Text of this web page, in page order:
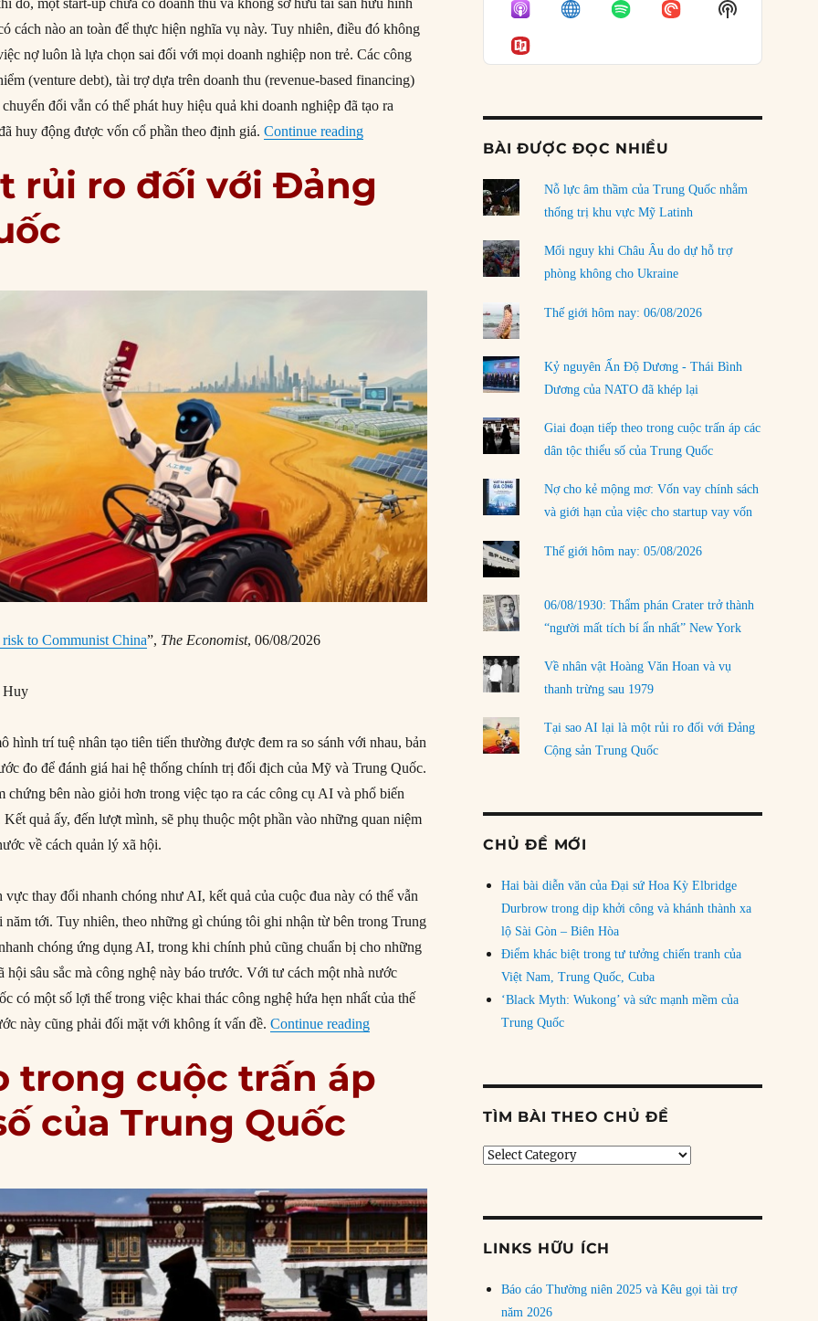
đó, một start-up chưa có doanh thu và không sở hữu tài sản hữu hình
cách nào an toàn để thực hiện nghĩa vụ này. Tuy nhiên, điều đó không
nợ luôn là lựa chọn sai đối với mọi doanh nghiệp non trẻ. Các công
(venture debt), tài trợ dựa trên doanh thu (revenue-based financing)
đổi vẫn có thể phát huy hiệu quả khi doanh nghiệp đã tạo ra
huy động được vốn cổ phần theo định giá.Continue reading“Nợ cho kẻ mộng mơ: Vốn vay chính sách và giới hạn của việc cho startup
rủi ro đối với Đảng
to Communist China”, The Economist, 06/08/2026
Huy
hình trí tuệ nhân tạo tiên tiến thường được đem ra so sánh với nhau, bản
đo để đánh giá hai hệ thống chính trị đối địch của Mỹ và Trung Quốc.
chứng bên nào giỏi hơn trong việc tạo ra các công cụ AI và phổ biến
quả ấy, đến lượt mình, sẽ phụ thuộc một phần vào những quan niệm
về cách quản lý xã hội.
thay đổi nhanh chóng như AI, kết quả của cuộc đua này có thể vẫn
năm tới. Tuy nhiên, theo những gì chúng tôi ghi nhận từ bên trong Trung
chóng ứng dụng AI, trong khi chính phủ cũng chuẩn bị cho những
hội sâu sắc mà công nghệ này báo trước. Với tư cách một nhà nước
có một số lợi thế trong việc khai thác công nghệ hứa hẹn nhất của thế
này cũng phải đối mặt với không ít vấn đề.Continue reading“Tại sao AI lại là một rủi ro đối với Đảng Cộng sản Trung Quốc”
trong cuộc trấn áp
của Trung Quốc
Ngoại trưởng Nhật Bản?
04/08/2026
03/08/2026
Đặt cược vào thất bại: Các quỹ đầu tư mạo
rủi ro
02/08/2026
Làm thế nào để kết thúc Chiến tranh Iran?
01/08/2026
Chiến lược kế tiếp của Bắc Kinh ở Biển Đông
31/07/2026
Trật tự thế giới mới: Các nước nhỏ sẽ luôn
phải chịu đựng?
LOAD MORE
LIST
Show
Podcast
BÀI ĐƯỢC ĐỌC NHIỀU
Nỗ lực âm thầm của Trung Quốc nhằm
thống trị khu vực Mỹ Latinh
Mối nguy khi Châu Âu do dự hỗ trợ
phòng không cho Ukraine
Thế giới hôm nay: 06/08/2026
Kỷ nguyên Ấn Độ Dương - Thái Bình
Dương của NATO đã khép lại
Giai đoạn tiếp theo trong cuộc trấn áp các
dân tộc thiểu số của Trung Quốc
Nợ cho kẻ mộng mơ: Vốn vay chính sách
và giới hạn của việc cho startup vay vốn
Thế giới hôm nay: 05/08/2026
06/08/1930: Thẩm phán Crater trở thành
“người mất tích bí ẩn nhất” New York
Về nhân vật Hoàng Văn Hoan và vụ
thanh trừng sau 1979
Tại sao AI lại là một rủi ro đối với Đảng
Cộng sản Trung Quốc
CHỦ ĐỀ MỚI
Hai bài diễn văn của Đại sứ Hoa Kỳ Elbridge
Durbrow trong dịp khởi công và khánh thành xa
lộ Sài Gòn – Biên Hòa
Điểm khác biệt trong tư tưởng chiến tranh của
Việt Nam, Trung Quốc, Cuba
‘Black Myth: Wukong’ và sức mạnh mềm của
Trung Quốc
TÌM BÀI THEO CHỦ ĐỀ
Tìm
LINKS HỮU ÍCH
Báo cáo Thường niên 2025 và Kêu gọi tài trợ
năm 2026